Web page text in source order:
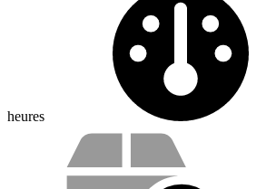
heures
Vos avantages